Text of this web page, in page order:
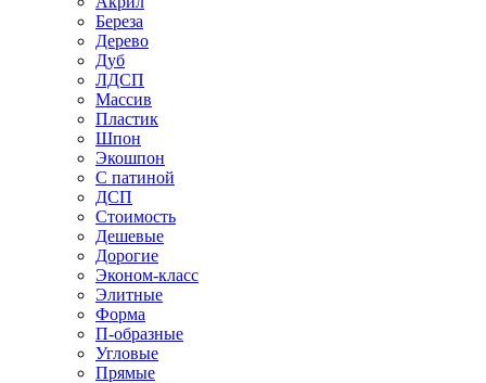
Береза
Дерево
Дуб
ЛДСП
Массив
Пластик
Шпон
Экошпон
С патиной
ДСП
Стоимость
Дешевые
Дорогие
Эконом-класс
Элитные
Форма
П-образные
Угловые
Прямые